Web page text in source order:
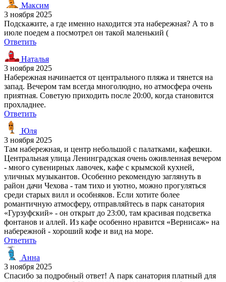
Максим
3 ноября 2025
Подскажите, а где именно находится эта набережная? А то в
июле поедем а посмотрел он такой маленький (
Ответить
Наталья
3 ноября 2025
Набережная начинается от центрального пляжа и тянется на
запад. Вечером там всегда многолюдно, но атмосфера очень
приятная. Советую приходить после 20:00, когда становится
прохладнее.
Ответить
Юля
3 ноября 2025
Там набережная, и центр небольшой с палатками, кафешки.
Центральная улица Ленинградская очень оживленная вечером
- много сувенирных лавочек, кафе с крымской кухней,
уличных музыкантов. Особенно рекомендую заглянуть в
район дачи Чехова - там тихо и уютно, можно прогуляться
среди старых вилл и особняков. Если хотите более
романтичную атмосферу, отправляйтесь в парк санатория
«Гурзуфский» - он открыт до 23:00, там красивая подсветка
фонтанов и аллей. Из кафе особенно нравится «Вернисаж» на
набережной - хороший кофе и вид на море.
Ответить
Анна
3 ноября 2025
Спасибо за подробный ответ! А парк санатория платный для